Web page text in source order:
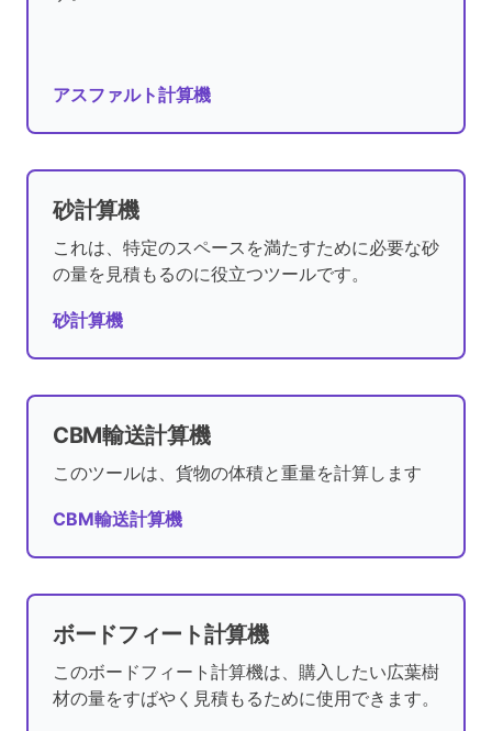
アスファルト計算機
砂計算機
これは、特定のスペースを満たすために必要な砂
の量を見積もるのに役立つツールです。
砂計算機
CBM輸送計算機
このツールは、貨物の体積と重量を計算します
CBM輸送計算機
ボードフィート計算機
このボードフィート計算機は、購入したい広葉樹
材の量をすばやく見積もるために使用できます。